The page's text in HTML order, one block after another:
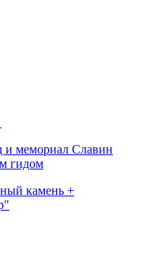
и мемориал Славин
гидом